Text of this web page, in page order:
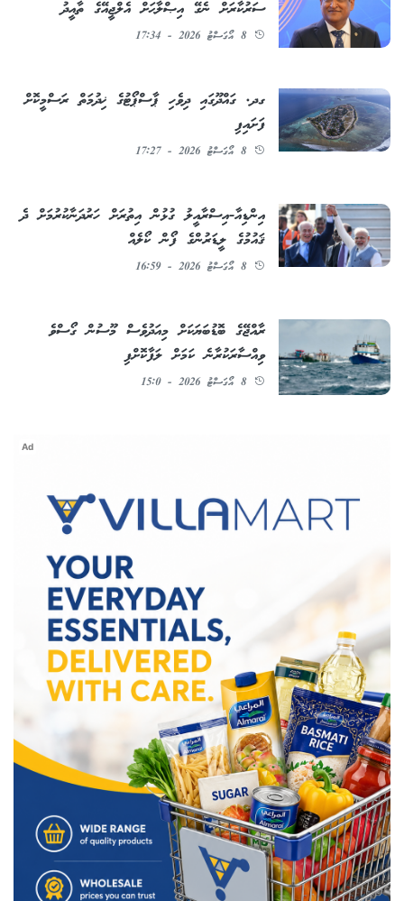
ސަރުކާރަށް ނެގޭ އިޞްލާޙަށް އެލްޖީއޭގެ ތާއީދު
8 އޯގަސްޓު 2026 - 17:34
ގދ. ގައްދޫގައި ދިވެހި ޕާސްޕޯޓުގެ ޚިދުމަތް ރަސްމީކޮށް
ފަށައިފި
8 އޯގަސްޓު 2026 - 17:27
އިންޑިއާ-އިސްރާއީލު ގުޅުން އިތުރަށް ހަރުދަނާކުރުމަށް ދެ
ޤައުމުގެ ލީޑަރުންގެ ފޯން ކޯލެއް
8 އޯގަސްޓު 2026 - 16:59
ރާއްޖޭގެ ބޮޑުބަޔަކަށް މިއަދުވެސް މޫސުން ގޯސްވެ
ވިއްސާރަކުރާނެ ކަމަށް ލަފާކޮށްފި
8 އޯގަސްޓު 2026 - 15:0
Ad